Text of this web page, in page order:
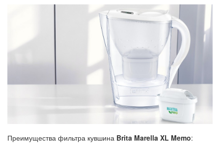
Преимущества фильтра кувшина Brita Marella XL Memo: